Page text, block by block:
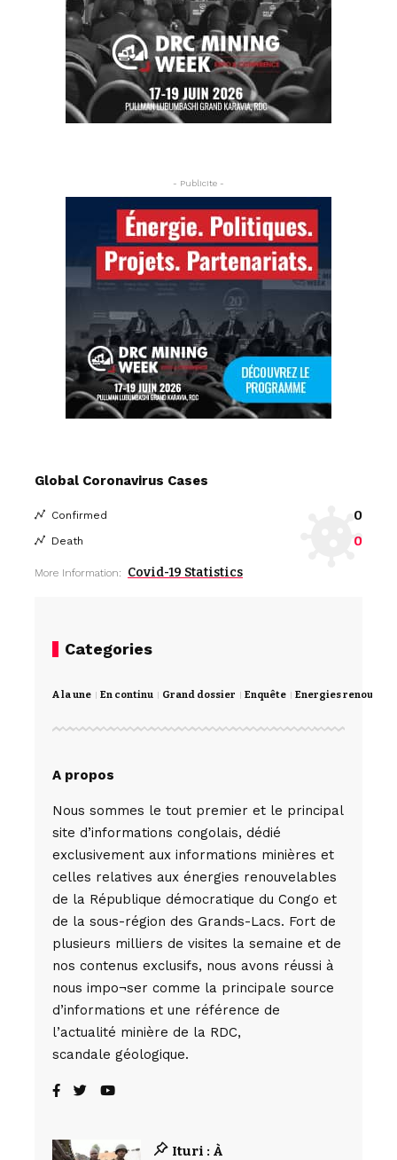
- Publicite -
Global Coronavirus Cases
Confirmed 0
Death 0
More Information: Covid-19 Statistics
Categories
A la une En continu Grand dossier Enquête Energies
A propos
Nous sommes le tout premier et le principal
site d’informations congolais, dédié
exclusivement aux informations minières et
celles relatives aux énergies renouvelables
de la République démocratique du Congo et
de la sous-région des Grands-Lacs. Fort de
plusieurs milliers de visites la semaine et de
nos contenus exclusifs, nous avons réussi à
nous impo¬ser comme la principale source
d’informations et une référence de
l’actualité minière de la RDC,
scandale géologique.
Ituri : À